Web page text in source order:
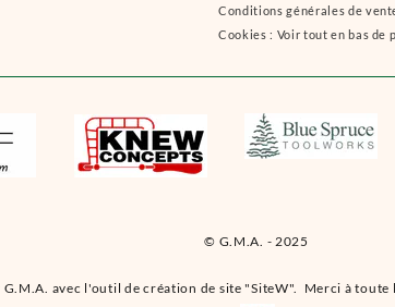
© G.M.A. - 2025
Conditions générales de
Cookies : Voir tout en bas de
G.M.A. avec l'outil de création de site "SiteW". Merci à